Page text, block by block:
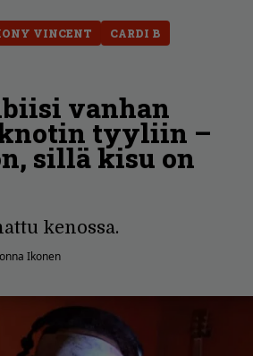
VINCENT
CARDI B
vanhan
tyyliin –
sillä kisu on
kenossa.
Ikonen